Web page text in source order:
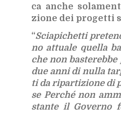
ca an­che
zio­ne dei pro­get­ti
“Scia­pi­chet­ti
no at­tua­le quel­la
che non
due anni di nul­la
ti da ri­par­ti­zio­ne di
se Per­ché non
stan­te il Go­ver­no